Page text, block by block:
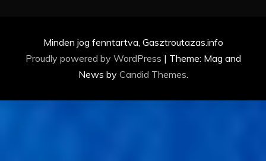
Minden jog fenntartva, Gasztroutazas.info
Proudly powered by WordPress | Theme: Mag and
News by Candid Themes.